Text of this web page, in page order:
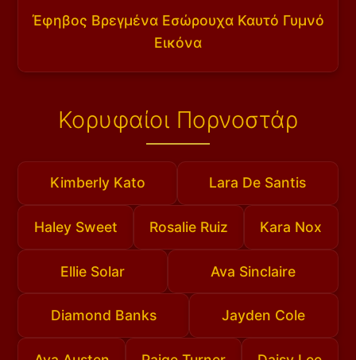
Έφηβος Βρεγμένα Εσώρουχα Καυτό Γυμνό
Εικόνα
Κορυφαίοι Πορνοστάρ
Kimberly Kato Lara De Santis
Haley Sweet Rosalie Ruiz Kara Nox
Ellie Solar Ava Sinclaire
Diamond Banks Jayden Cole